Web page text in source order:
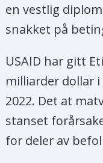
en vestlig
snakket på
USAID har gitt
milliarder dollar
2022. Det at
stanset
for deler av